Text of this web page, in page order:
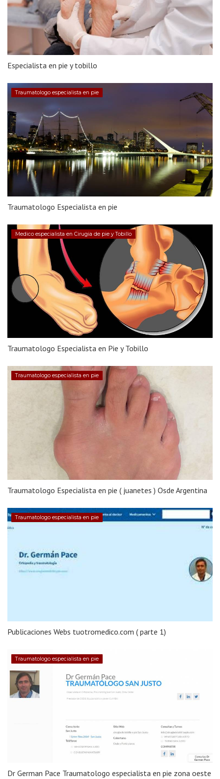
Especialista en pie y tobillo
Traumatologo especialista en pie
Traumatologo Especialista en pie
Medico especialista en Cirugia de pie y Tobillo
Traumatologo Especialista en Pie y Tobillo
Traumatologo especialista en pie
Traumatologo Especialista en pie ( juanetes ) Osde Argentina
Traumatologo especialista en pie
Publicaciones Webs tuotromedico.com ( parte 1)
Traumatologo especialista en pie
Dr German Pace Traumatologo especialista en pie zona oeste